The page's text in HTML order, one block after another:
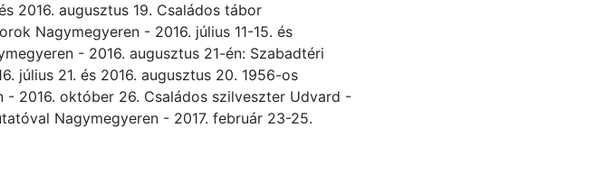
2016. augusztus 19. Családos tábor
Nagymegyeren - 2016. július 11-15. és
- 2016. augusztus 21-én: Szabadtéri
július 21. és 2016. augusztus 20. 1956-os
2016. október 26. Családos szilveszter Udvard -
Nagymegyeren - 2017. február 23-25.